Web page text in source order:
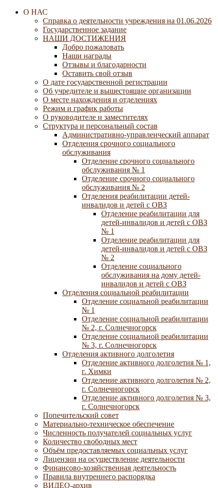
О НАС
Справка о деятельности учреждения на 01.06.2026
Государственное задание
НАШИ ДОСТИЖЕНИЯ
Добро пожаловать
Наши награды
Отзывы и благодарности
Оставить свой отзыв
О дате государственной регистрации
Об учредителе и вышестоящие организации
О месте нахождения и отделениях
Режим и график работы
О руководителе и заместителях
Структура и персональный состав
Административно-управленческий аппарат
Отделения срочного социального
обслуживания
Отделение срочного социального
обслуживания № 1
Отделение срочного социального
обслуживания № 2
Отделения реабилитации детей-
инвалидов и детей с ОВЗ
Отделение реабилитации для
детей-инвалидов и детей с ОВЗ
№ 1
Отделение реабилитации для
детей-инвалидов и детей с ОВЗ
№ 2
Отделение социального
обслуживания на дому детей-
инвалидов и детей с ОВЗ
Отделения социальной реабилитации
Отделение социальной реабилитации
№ 1
Отделение социальной реабилитации
№ 2, г. Солнечногорск
Отделение социальной реабилитации
№ 3, г. Солнечногорск
Отделения активного долголетия
Отделение активного долголетия № 1,
г. Химки
Отделение активного долголетия № 2,
г. Солнечногорск
Отделение активного долголетия № 3,
г. Солнечногорск
Попечительский совет
Материально-техническое обеспечение
Численность получателей социальных услуг
Количество свободных мест
Объём предоставляемых социальных услуг
Лицензии на осуществление деятельности
Финансово-хозяйственная деятельность
Правила внутреннего распорядка
ВИДЕО-архив